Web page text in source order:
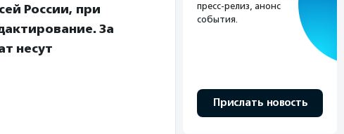
России, при
За
несут
пресс-релиз, анонс
события.
Прислать новость